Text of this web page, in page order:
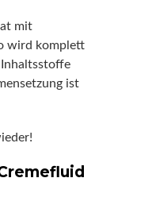
mit
wird komplett
ist